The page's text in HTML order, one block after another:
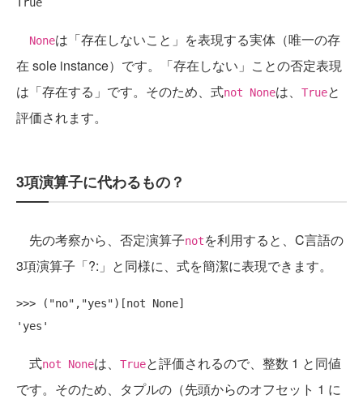
Noneは「存在しないこと」を表現する実体（唯一の存
在 sole instance）です。「存在しない」ことの否定表現
は「存在する」です。そのため、式not Noneは、 Trueと
評価されます。
3項演算子に代わるもの？
先の考察から、否定演算子notを利用すると、C言語の
3項演算子「?:」と同様に、式を簡潔に表現できます。
>>> ("no","yes")[not None]
式not Noneは、 Trueと評価されるので、整数 1 と同値
です。そのため、タプルの（先頭からのオフセット 1 に